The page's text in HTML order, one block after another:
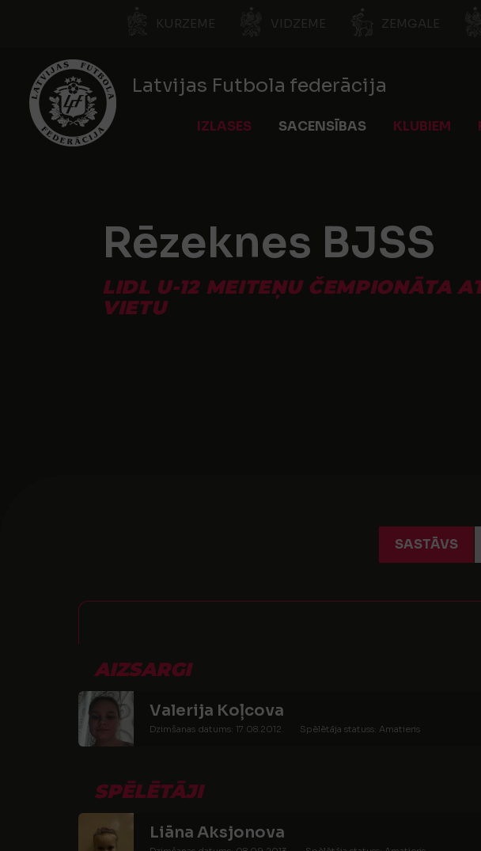
KURZEME VIDZEME ZEMGALE
Latvijas Futbola federācija
IZLASES SACENSĪBAS KLUBIEM
Rēzeknes BJSS
LIDL U-12 MEITEŅU ČEMPIONĀTA
VIETU
SASTĀVS
AIZSARGI
Valerija Koļcova
Dzimšanas datums: 17.08.2012. Spēlētāja statuss: Amatieris
SPĒLĒTĀJI
Liāna Aksjonova